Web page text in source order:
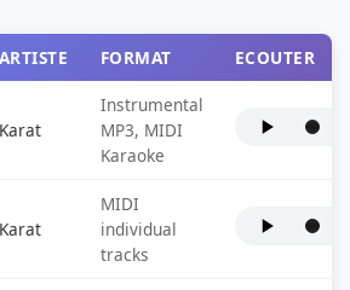
ARTISTE FORMAT ECOUTER
Karat
Instrumental
MP3, MIDI
Karaoke
Karat
MIDI
individual
tracks